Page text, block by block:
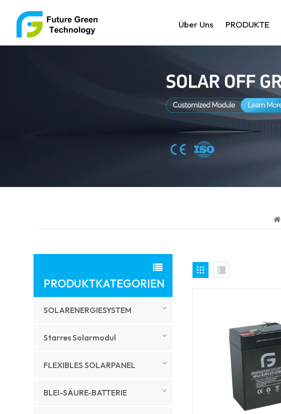
Über Uns PRODUKTE
PRODUKTKATEGORIEN
SOLARENERGIESYSTEM
Starres Solarmodul
FLEXIBLES SOLARPANEL
BLEI-SÄURE-BATTERIE